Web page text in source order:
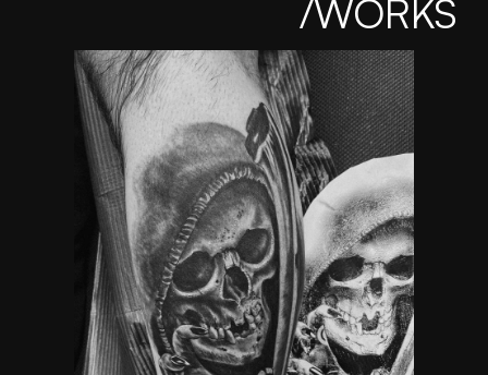
/WORKS